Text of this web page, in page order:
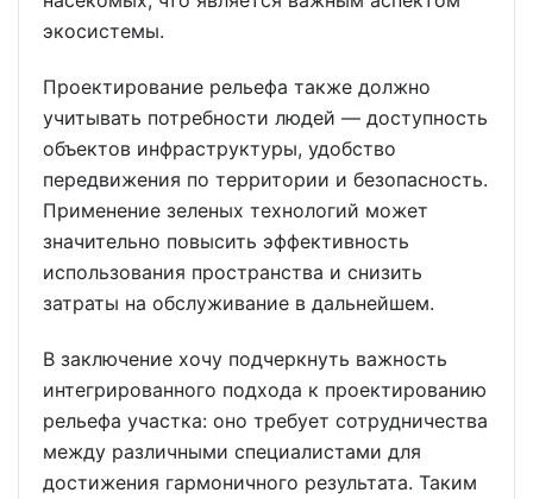
экосистемы.
Проектирование рельефа также должно
учитывать потребности людей — доступность
объектов инфраструктуры, удобство
передвижения по территории и безопасность.
Применение зеленых технологий может
значительно повысить эффективность
использования пространства и снизить
затраты на обслуживание в дальнейшем.
В заключение хочу подчеркнуть важность
интегрированного подхода к проектированию
рельефа участка: оно требует сотрудничества
между различными специалистами для
достижения гармоничного результата. Таким